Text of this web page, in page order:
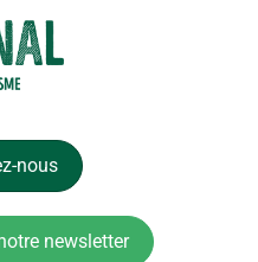
nous
newsletter